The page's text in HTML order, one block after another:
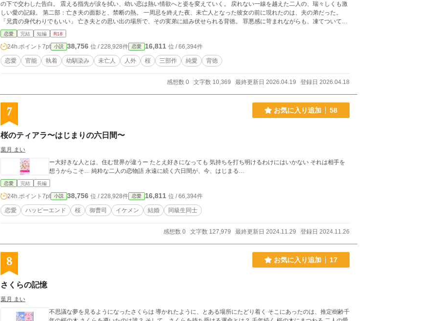
の下で交わした告白。 震える指先が涙を拭い、幼い恋は熱い情欲へと姿を変えていく。 戻れない一線を越えた二人の、瑞々しくも激
しい愛の記録。 ​第二部：亡き夫の面影と、禁断の熱。 一周忌を終えた夜、未亡人となった彼女の前に現れたのは、夫の弟だった。
「兄貴の身代わりでもいい」 亡き夫との思い出の場所で、その実弟に組み伏せられる背徳。 罪悪感に苛まれながらも、凍てついてい
た女の身体は、暴力的なまでの執着に暴かれていく。 ​第三部：人ならざる白狐と、最後の奇跡。 冬の終わり、傷ついた白狐を助けた
男。 桜の季節が過ぎた頃、彼の前に現れたのは金色の瞳を持つ謎の美女「白」だった。 彼女が声を上げるたび、枯れ果てたはずの老
木に花が宿る。 幻想的な桜吹雪の中、孤独な男と妖しき女が交わす、一夜限りの、けれど永遠の抱擁。 ​三つの時代、三つの愛。 すべ
ては、あの桜の下で刻まれた、狂おしくも切ない記憶――。
恋愛 完結 短編 R18
24h.ポイント 7pt 小説 38,756 位 / 228,928件 恋愛 16,811 位 / 66,394件
恋愛 官能 執着 幼馴染み 未亡人 人外 桜 三部作 純愛 背徳
感想数 0 文字数 10,369 最終更新日 2026.04.19 登録日 2026.04.18
7 お気に入り追加 58
桜のティアラ〜はじまりの六日間〜
葉月 まい
ー大好きな人とは、住む世界が違うー たとえ好きになっても 気持ちを打ち明けるわけにはいかない それは相手を
想うからこそ… 純粋な二人の恋物語 永遠に続く六日間が、今、はじまる…
恋愛 完結 長編
24h.ポイント 7pt 小説 38,756 位 / 228,928件 恋愛 16,811 位 / 66,394件
恋愛 ハッピーエンド 桜 御曹司 イケメン 結婚 同級生同士
感想数 0 文字数 127,979 最終更新日 2024.11.29 登録日 2024.11.26
8 お気に入り追加 17
さくらの記憶
葉月 まい
不思議な夢を見るようになったさくらは 導かれたように、とある場所にたどり着く そこにあったのは、推定樹齢千